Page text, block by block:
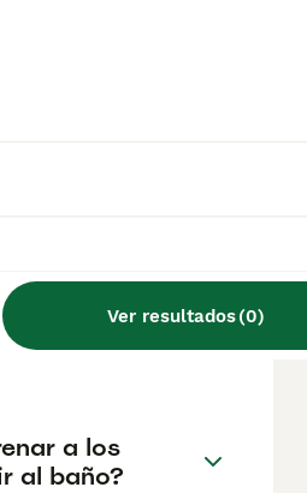
Ver resultados(0)
boxer?
un buen perro
a los
al baño?